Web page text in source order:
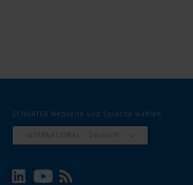
SCHURTER Webseite und Sprache wählen
INTERNATIONAL - Deutsch